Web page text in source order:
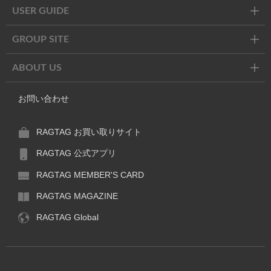
USER GUIDE
GROUP SITE
ABOUT US
お問い合わせ
RAGTAG お買い取りサイト
RAGTAG 公式アプリ
RAGTAG MEMBER'S CARD
RAGTAG MAGAZINE
RAGTAG Global